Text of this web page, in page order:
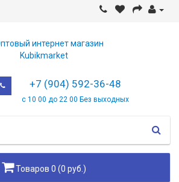
+7 (904) 592-36-48
с 10 00 до 22 00 Без выходных
Товаров 0 (0 руб.)